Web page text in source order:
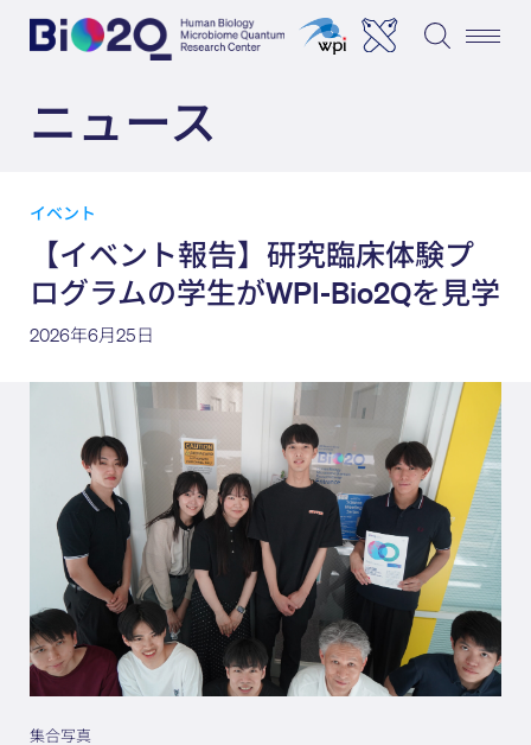
ニュース
イベント
【イベント報告】研究臨床体験プ
ログラムの学生がWPI-Bio2Qを見学
2026年6月25日
集合写真